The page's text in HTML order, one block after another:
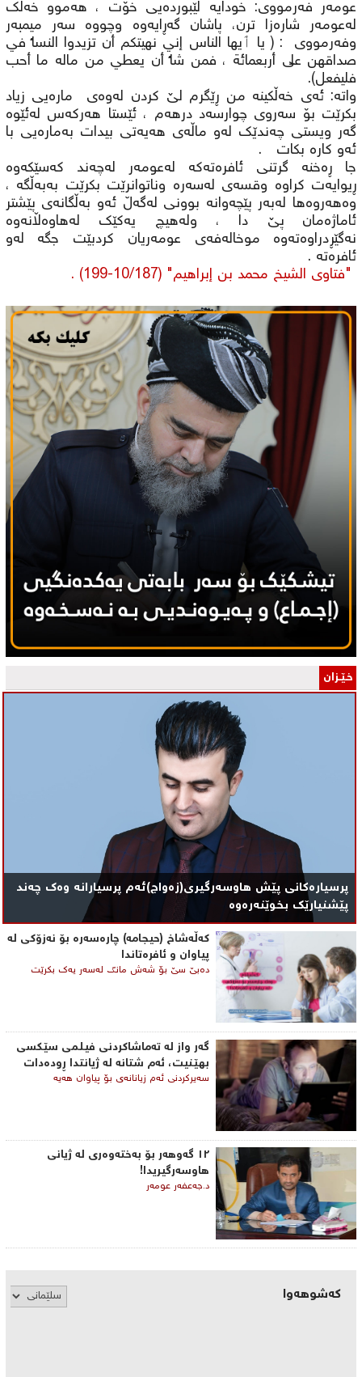
عومەر فەرمووی: خودایە لێبوردەیی خۆت ، هەموو خەڵک
لەعومەر شارەزا ترن، پاشان گەڕایەوە وچووە سەر میمبەر
وفەرمووی : ( یا ٲیها الناس إني نهيتكم أن تزيدوا النساء في
صداقهن على أربعمائة ، فمن شاء أن يعطي من ماله ما أحب
فليفعل).
واتە: ئەى خەڵکینه من ڕێگرم لێ کردن لەوەی مارەیی زیاد
بکرێت بۆ سەروی چوارسەد درهەم ، ئێستا هەرکەس لەئێوە
گەر ویستی چەندێک لەو ماڵەی هەیەتی بیدات بەمارەیی با
ئەو کارە بکات .
جا ڕەخنە گرتنی ئافرەتەکە لەعومەر لەچەند کەسێکەوە
ڕیوایەت کراوە وقسەی لەسەرە وناتوانرێت بکرێت بەبەڵگە ،
وەهەروەها لەبەر پێچەوانە بوونی لەگەڵ ئەو بەڵگانەی پێشتر
ئاماژەمان پێ دا ، ولەهیچ یەکێک لەهاوەڵانەوە
نەگێڕدراوەتەوە موخالەفەی عومەریان کردبێت جگە لەو
ئافرەتە .
"فتاوى الشيخ محمد بن إبراهيم" (10/187-199) .
خـێـزان
پرسیارەکانی پێش هاوسەرگیری(زەواج)ئەم پرسیارانە وەک چەند
پێشنیارێک بخوێنەرەوە
کەڵەشاخ (حیجامە) چارەسەرە بۆ نەزۆکی لە
پیاوان و ئافرەتاندا
دەبێ سێ بۆ شەش مانگ لەسەر یەک بكرێت
گه‌ر واز له‌ ته‌ماشاكردنی فیلمی ‌سێكسی
بهێنیت، ئه‌م شتانه‌ له‌ ژیانتدا ڕوده‌دات
سه‌یركردنی ئه‌م زیانانه‌ی‌ بۆ پیاوان هه‌یه‌
١٢ گەوهەر بۆ بەختەوەری لە ژیانی
هاوسەرگیریدا!
د.جەعفەر عومەر
کەشوهەوا